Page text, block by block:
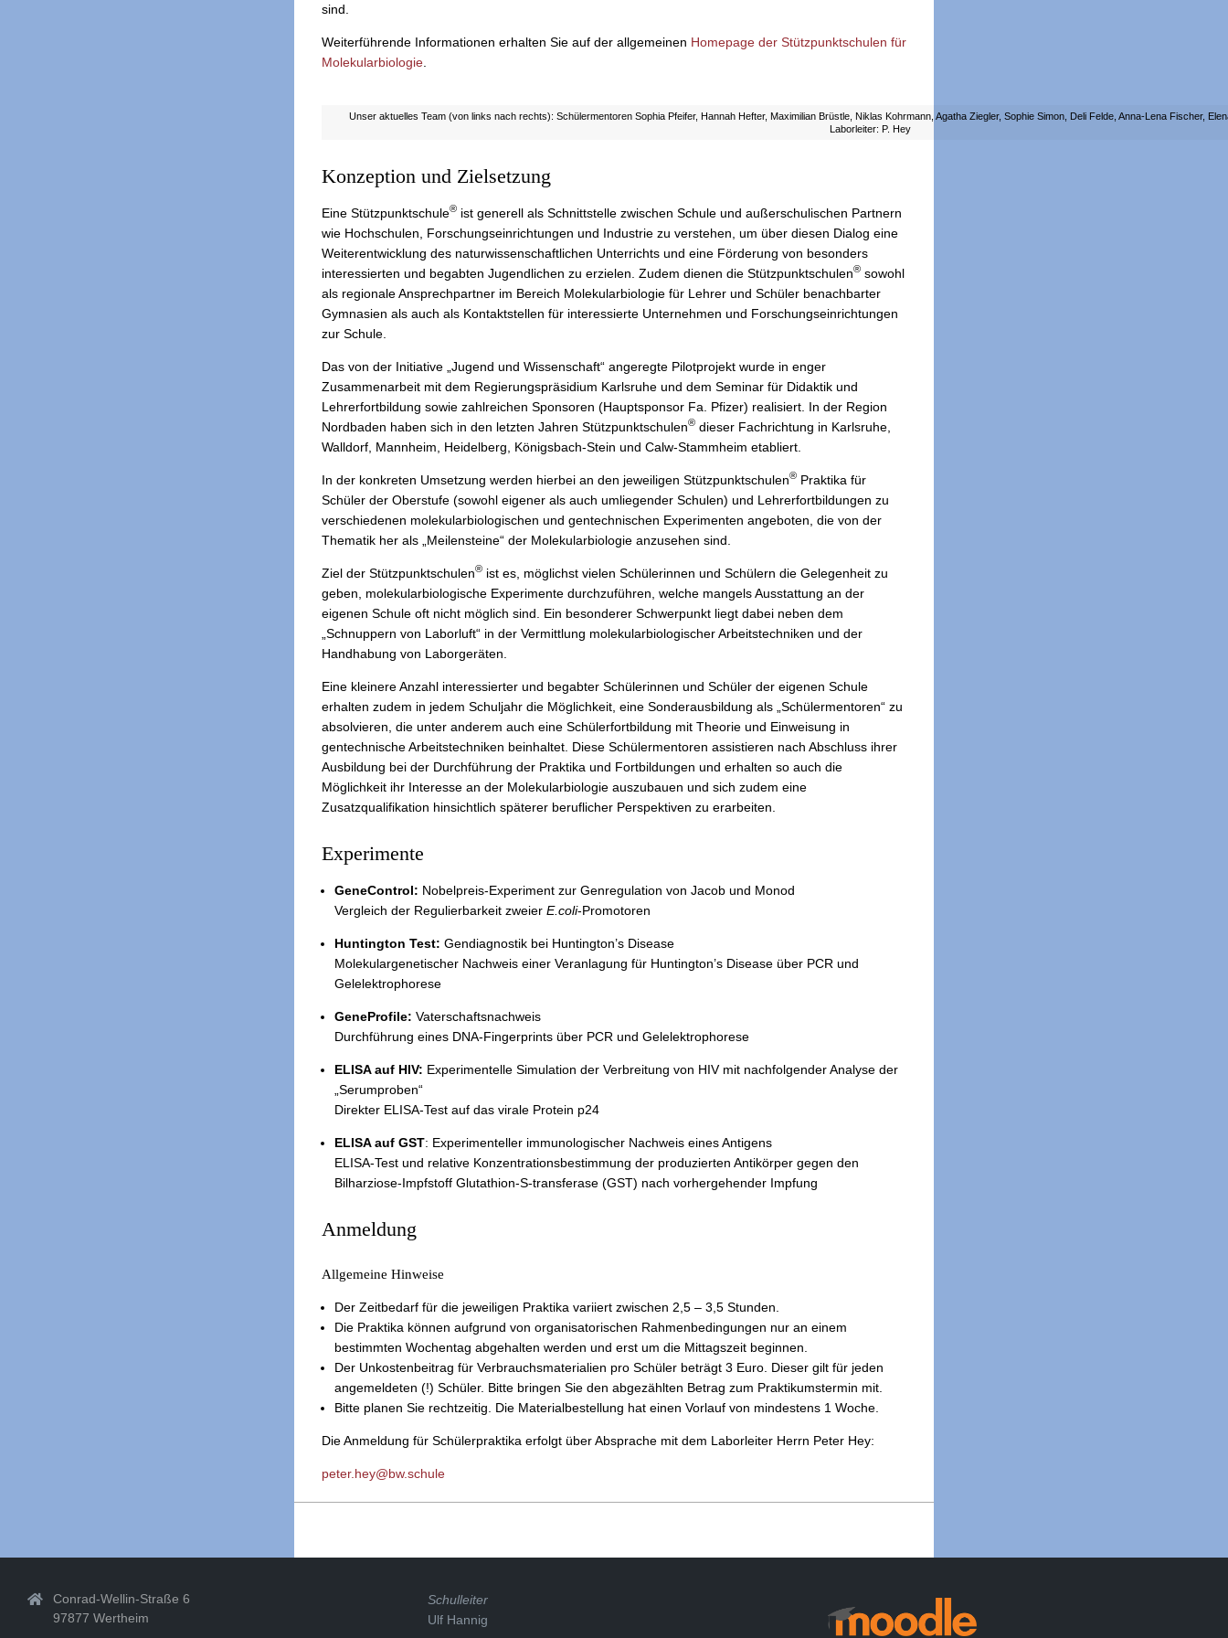
sind.
Weiterführende Informationen erhalten Sie auf der allgemeinen Homepage der Stützpunktschulen für
Molekularbiologie
Unser aktuelles Team (von links nach rechts): Schülermentoren Sophia Pfeifer, Hannah Hefter, Maximilian Brüstle, Niklas Kohrmann, Agatha Ziegler, Sophie Simon, Deli Felde, Anna-Lena Fischer,
Laborleiter: P. Hey
Konzeption und Zielsetzung
Eine Stützpunktschule® ist generell als Schnittstelle zwischen Schule und außerschulischen Partnern
wie Hochschulen, Forschungseinrichtungen und Industrie zu verstehen, um über diesen Dialog eine
Weiterentwicklung des naturwissenschaftlichen Unterrichts und eine Förderung von besonders
interessierten und begabten Jugendlichen zu erzielen. Zudem dienen die Stützpunktschulen® sowohl
als regionale Ansprechpartner im Bereich Molekularbiologie für Lehrer und Schüler benachbarter
Gymnasien als auch als Kontaktstellen für interessierte Unternehmen und Forschungseinrichtungen
zur Schule.
Das von der Initiative „Jugend und Wissenschaft“ angeregte Pilotprojekt wurde in enger
Zusammenarbeit mit dem Regierungspräsidium Karlsruhe und dem Seminar für Didaktik und
Lehrerfortbildung sowie zahlreichen Sponsoren (Hauptsponsor Fa. Pfizer) realisiert. In der Region
Nordbaden haben sich in den letzten Jahren Stützpunktschulen® dieser Fachrichtung in Karlsruhe,
Walldorf, Mannheim, Heidelberg, Königsbach-Stein und Calw-Stammheim etabliert.
In der konkreten Umsetzung werden hierbei an den jeweiligen Stützpunktschulen® Praktika für
Schüler der Oberstufe (sowohl eigener als auch umliegender Schulen) und Lehrerfortbildungen zu
verschiedenen molekularbiologischen und gentechnischen Experimenten angeboten, die von der
Thematik her als „Meilensteine“ der Molekularbiologie anzusehen sind.
Ziel der Stützpunktschulen® ist es, möglichst vielen Schülerinnen und Schülern die Gelegenheit zu
geben, molekularbiologische Experimente durchzuführen, welche mangels Ausstattung an der
eigenen Schule oft nicht möglich sind. Ein besonderer Schwerpunkt liegt dabei neben dem
„Schnuppern von Laborluft“ in der Vermittlung molekularbiologischer Arbeitstechniken und der
Handhabung von Laborgeräten.
Eine kleinere Anzahl interessierter und begabter Schülerinnen und Schüler der eigenen Schule
erhalten zudem in jedem Schuljahr die Möglichkeit, eine Sonderausbildung als „Schülermentoren“ zu
absolvieren, die unter anderem auch eine Schülerfortbildung mit Theorie und Einweisung in
gentechnische Arbeitstechniken beinhaltet. Diese Schülermentoren assistieren nach Abschluss ihrer
Ausbildung bei der Durchführung der Praktika und Fortbildungen und erhalten so auch die
Möglichkeit ihr Interesse an der Molekularbiologie auszubauen und sich zudem eine
Zusatzqualifikation hinsichtlich späterer beruflicher Perspektiven zu erarbeiten.
Experimente
GeneControl: Nobelpreis-Experiment zur Genregulation von Jacob und Monod
Vergleich der Regulierbarkeit zweier E.coli-Promotoren
Huntington Test: Gendiagnostik bei Huntington’s Disease
Molekulargenetischer Nachweis einer Veranlagung für Huntington’s Disease über PCR und
Gelelektrophorese
GeneProfile: Vaterschaftsnachweis
Durchführung eines DNA-Fingerprints über PCR und Gelelektrophorese
ELISA auf HIV: Experimentelle Simulation der Verbreitung von HIV mit nachfolgender Analyse der
„Serumproben“
Direkter ELISA-Test auf das virale Protein p24
ELISA auf GST: Experimenteller immunologischer Nachweis eines Antigens
ELISA-Test und relative Konzentrationsbestimmung der produzierten Antikörper gegen den
Bilharziose-Impfstoff Glutathion-S-transferase (GST) nach vorhergehender Impfung
Anmeldung
Allgemeine Hinweise
Der Zeitbedarf für die jeweiligen Praktika variiert zwischen 2,5 – 3,5 Stunden.
Die Praktika können aufgrund von organisatorischen Rahmenbedingungen nur an einem
bestimmten Wochentag abgehalten werden und erst um die Mittagszeit beginnen.
Der Unkostenbeitrag für Verbrauchsmaterialien pro Schüler beträgt 3 Euro. Dieser gilt für jeden
angemeldeten (!) Schüler. Bitte bringen Sie den abgezählten Betrag zum Praktikumstermin mit.
Bitte planen Sie rechtzeitig. Die Materialbestellung hat einen Vorlauf von mindestens 1 Woche.
Die Anmeldung für Schülerpraktika erfolgt über Absprache mit dem Laborleiter Herrn Peter Hey:
peter.hey@bw.schule
Conrad-Wellin-Straße 6
97877 Wertheim
Schulleiter
Ulf Hannig